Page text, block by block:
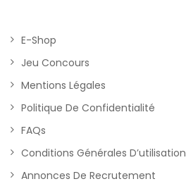
E-Shop
Jeu Concours
Mentions Légales
Politique De Confidentialité
FAQs
Conditions Générales D’utilisation
Annonces De Recrutement